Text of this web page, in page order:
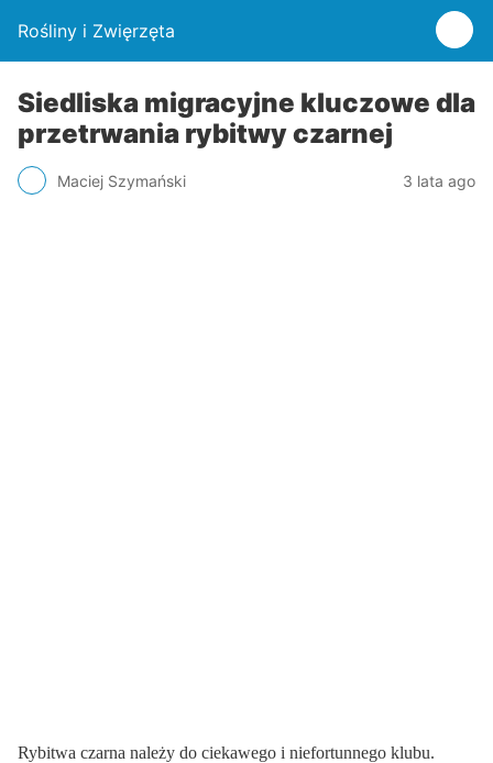
Rośliny i Zwięrzęta
Siedliska migracyjne kluczowe dla
przetrwania rybitwy czarnej
Maciej Szymański 3 lata ago
Rybitwa czarna należy do ciekawego i niefortunnego klubu.